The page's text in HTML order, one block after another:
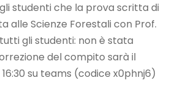
studenti che la prova scritta di
alle Scienze Forestali con Prof.
gli studenti: non è stata
del compito sarà il
su teams (codice x0phnj6)